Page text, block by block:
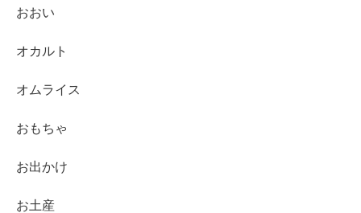
おおい
オカルト
オムライス
おもちゃ
お出かけ
お土産